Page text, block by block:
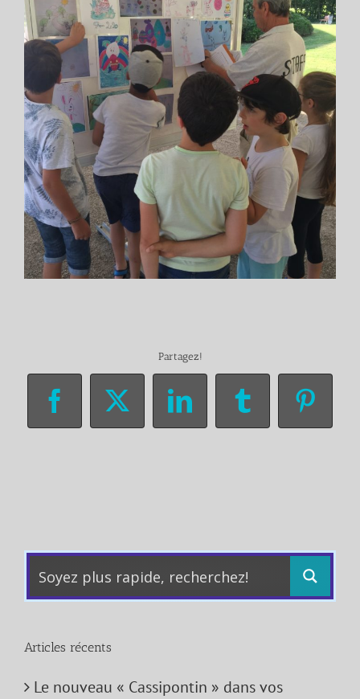
Partagez!
Facebook
X LinkedInTumblr
Articles récents
Le nouveau « Cassipontin » dans vos